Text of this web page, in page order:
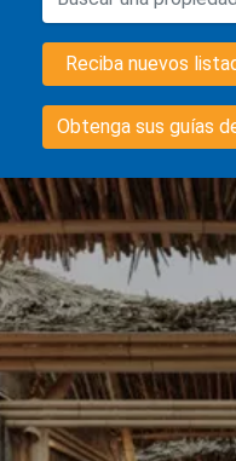
Reciba nuevos
Obtenga sus guías